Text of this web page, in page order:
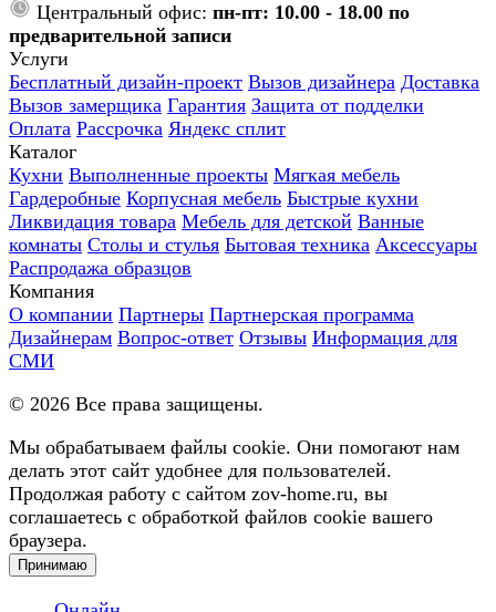
Центральный офис: пн-пт: 10.00 - 18.00 по
предварительной записи
Услуги
Бесплатный дизайн-проект Вызов дизайнера Доставка
Вызов замерщика Гарантия Защита от подделки
Оплата Рассрочка Яндекс сплит
Каталог
Кухни Выполненные проекты Мягкая мебель
Гардеробные Корпусная мебель Быстрые кухни
Ликвидация товара Мебель для детской Ванные
комнаты Столы и стулья Бытовая техника Аксессуары
Распродажа образцов
Компания
О компании Партнеры Партнерская программа
Дизайнерам Вопрос-ответ Отзывы Информация для
СМИ
© 2026 Все права защищены.
Мы обрабатываем файлы cookie. Они помогают нам
делать этот сайт удобнее для пользователей.
Продолжая работу с сайтом zov-home.ru, вы
соглашаетесь с обработкой файлов cookie вашего
браузера.
Принимаю